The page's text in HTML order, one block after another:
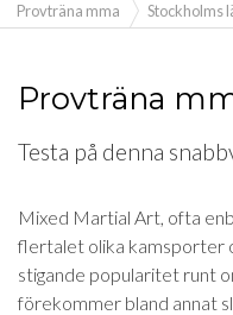
Provträna mma Stockholms
Provträna
Testa på denna
Mixed Martial Art, ofta
flertalet olika kamsporter
stigande popularitet runt
förekommer bland annat